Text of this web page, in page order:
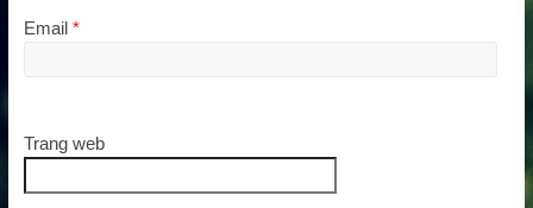
Email *
Trang web